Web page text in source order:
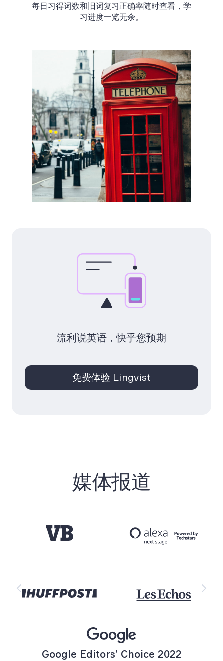
每日习得词数和旧词复习正确率随时查看，学
习进度一览无余。
流利说英语，快乎您预期
免费体验 Lingvist
媒体报道
Google Editors’ Choice 2022